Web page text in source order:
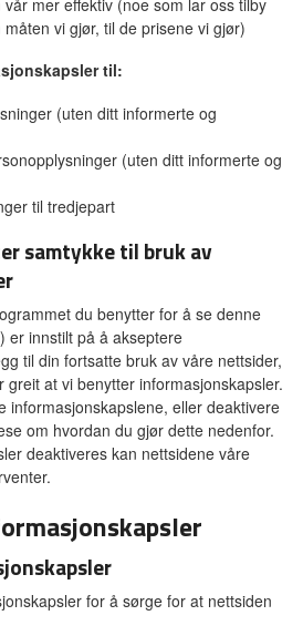
vi gjør, til de prisene vi gjør)
til:
(uten ditt informerte og
(uten ditt informerte og
til tredjepart
samtykke til bruk av
du benytter for å se denne
er innstilt på å akseptere
til din fortsatte bruk av våre nettsider,
at vi benytter informasjonskapsler.
informasjonskapslene, eller deaktivere
om hvordan du gjør dette nedenfor.
deaktiveres kan nettsidene våre
for å sørge for at nettsiden